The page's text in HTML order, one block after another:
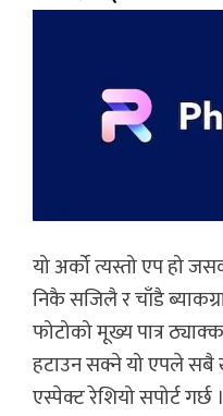
यो अर्को त्यस्तो एप हो
निकै सजिलै र चाँडै
फोटोको मूख्य पात्र
हटाउन सक्ने यो एपले
एस्पेक्ट रेशियो सपोर्ट गर्छ ।